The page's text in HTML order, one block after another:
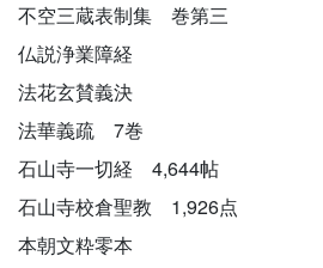
不空三蔵表制集 巻第三
仏説浄業障経
法花玄賛義決
法華義疏 7巻
石山寺一切経 4,644帖
石山寺校倉聖教 1,926点
本朝文粋零本